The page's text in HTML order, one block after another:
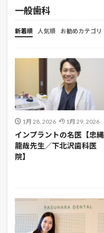
一般歯科
新着順 人気順 お勧めカテゴリ
1月 28, 2026 1月 29, 2026
インプラントの名医【忠縄
龍哉先生／下北沢歯科医
院】